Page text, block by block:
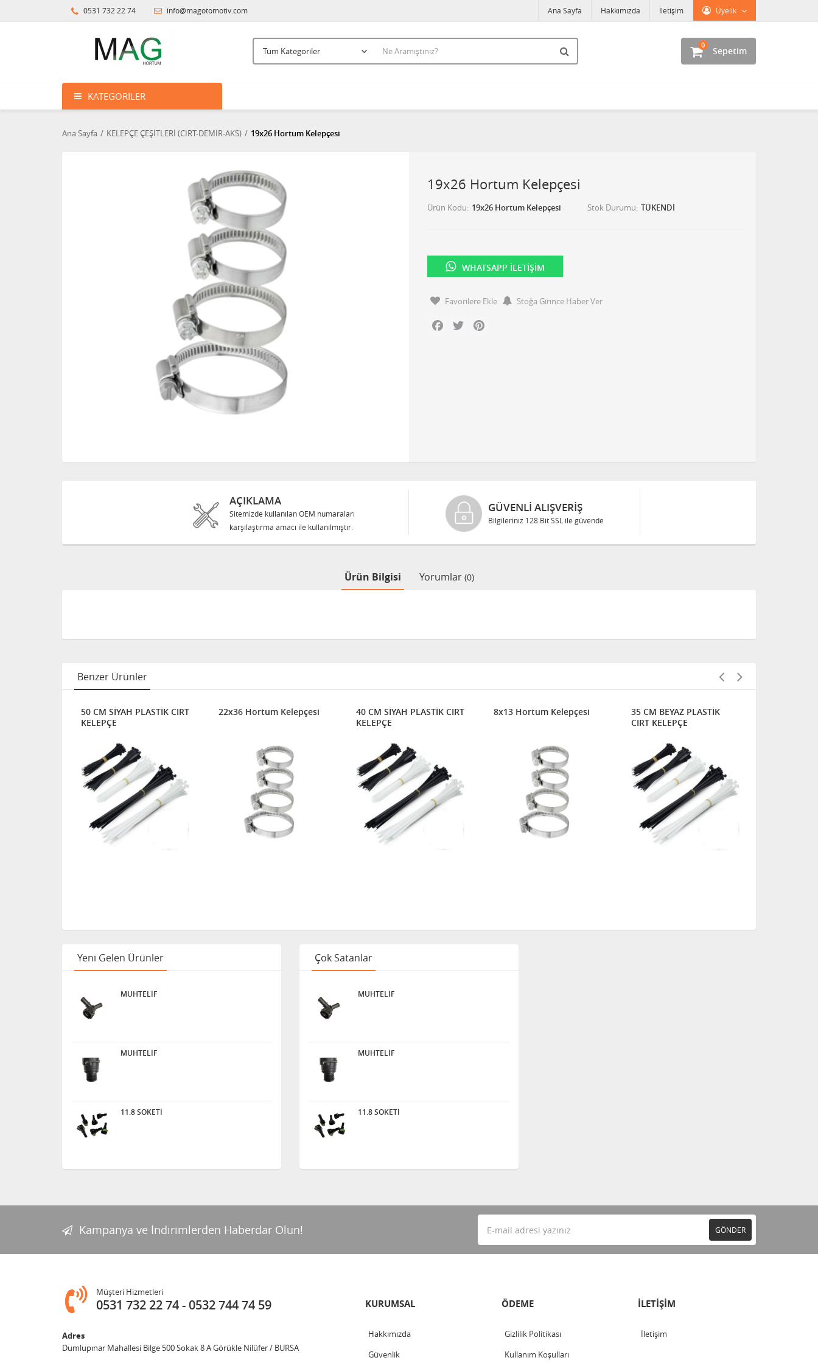
0531 732 22 74 info@magotomotiv.com Üyelik
Ana Sayfa Hakkımızda İletişim
Sepetim
0
KATEGORILER
Ana Sayfa KELEPÇE ÇEŞİTLERİ (CIRT-DEMİR-AKS) 19x26 Hortum Kelepçesi
19x26 Hortum Kelepçesi
Ürün Kodu 19x26 Hortum Kelepçesi Stok Durumu TÜKENDİ
WHATSAPP İLETIŞIM
Favorilere Ekle
Stoğa Girince Haber Ver
Facebook
Twitter
AÇIKLAMA
Sitemizde kullanılan OEM numaraları
karşılaştırma amacı ile kullanılmıştır.
GÜVENLI ALIŞVERIŞ
Bilgileriniz 128 Bit SSL ile güvende
Ürün Bilgisi Yorumlar (0)
Benzer Ürünler
50 CM SİYAH PLASTİK CIRT
KELEPÇE
22x36 Hortum Kelepçesi
40 CM SİYAH PLASTİK CIRT
KELEPÇE
8x13 Hortum Kelepçesi
35 CM BEYAZ PLASTİK
CIRT KELEPÇE
Yeni Gelen Ürünler
MUHTELİF
MUHTELİF
11.8 SOKETİ
Çok Satanlar
MUHTELİF
MUHTELİF
11.8 SOKETİ
Kampanya ve İndirimlerden Haberdar Olun! GÖNDER
Müşteri Hizmetleri
0531 732 22 74 0532 744 74 59
Adres
Dumlupınar Mahallesi Bilge 500 Sokak 8 A Görükle Nilüfer / BURSA
KURUMSAL
Hakkımızda
Güvenlik
ÖDEME
Gizlilik Politikası
Kullanım Koşulları
İLETİŞİM
İletişim